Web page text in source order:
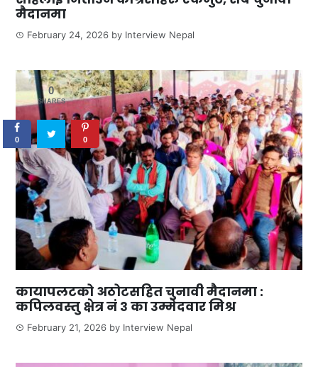
मैदानमा
February 24, 2026 by Interview Nepal
कायापलटको अठोटसहित चुनावी मैदानमा :
कपिलवस्तु क्षेत्र नं ३ का उम्मेदवार मिश्र
February 21, 2026 by Interview Nepal
0
SHARES
0 0